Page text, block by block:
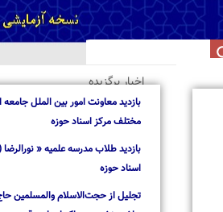
اخبار برگزیده
بازدید معاونت امور بین الملل جامعه
مختلف مرکز اسناد حوزه
بازدید طلاب مدرسه علمیه « نورالرضا (ع)
اسناد حوزه
تجلیل از حجت‌الاسلام والمسلمین حاج